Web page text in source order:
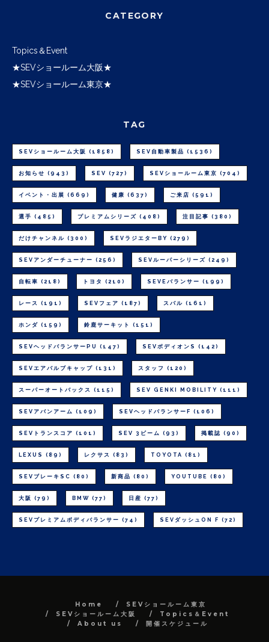
CATEGORY
Topics＆Event
★SEVショールーム大阪★
★SEVショールーム東京★
TAG
SEVショールーム大阪 (1858) SEV自動車製品 (1536)
お知らせ (943) SEV (727) SEVショールーム東京 (704)
イベント・出展 (669) 健康 (637) ご来店 (591)
選手 (485) プレミアムシリーズ (408) 注目記事 (380)
だけチャンネル (300) SEVラジエターBY (279)
SEVアンダーチューナー (256) SEVルーパーシリーズ (249)
自転車 (218) トヨタ (210) SEVEバランサー (199)
レース (191) SEVフェア (187) スバル (161)
ホンダ (159) 鈴鹿サーキット (151)
SEVヘッドバランサーPU (147) SEVボディオンS (142)
SEVエアバルブキャップ (131) スタッフ (120)
スーパーオートバックス (115) SEV GENKI MOBILITY (111)
SEVアバンアーム (109) SEVヘッドバランサーF (106)
SEVトランスコア (101) SEV 3ビーム (93) 掲載誌 (90)
LEXUS (89) レクサス (83) TOYOTA (81)
SEVブレーキSC (80) 新商品 (80) YOUTUBE (80)
大阪 (79) BMW (77) 日産 (77)
SEVプレミアムボディバランサー (74) SEVダッシュON F (72)
Home
SEVショールーム東京
SEVショールーム大阪
Topics＆Event
About us
開催スケジュール